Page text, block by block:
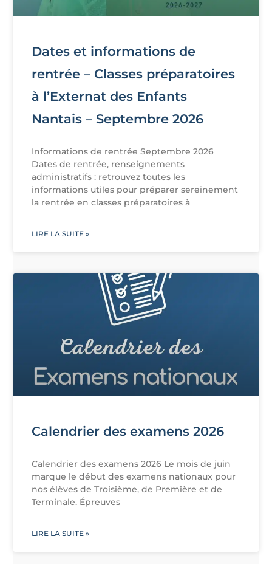
Dates et informations de
rentrée – Classes préparatoires
à l’Externat des Enfants
Nantais – Septembre 2026
Informations de rentrée Septembre 2026
Dates de rentrée, renseignements
administratifs : retrouvez toutes les
informations utiles pour préparer sereinement
la rentrée en classes préparatoires à
LIRE LA SUITE »
Calendrier des examens 2026
Calendrier des examens 2026 Le mois de juin
marque le début des examens nationaux pour
nos élèves de Troisième, de Première et de
Terminale. Épreuves
LIRE LA SUITE »